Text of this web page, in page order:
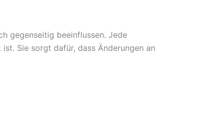
gegenseitig beeinflussen. Jede
Sie sorgt dafür, dass Änderungen an